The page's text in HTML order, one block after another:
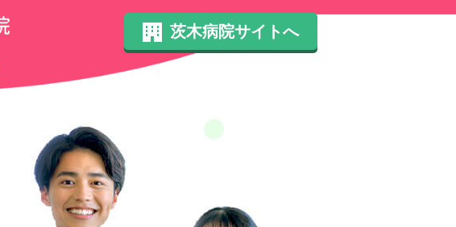
茨木病院サイトへ